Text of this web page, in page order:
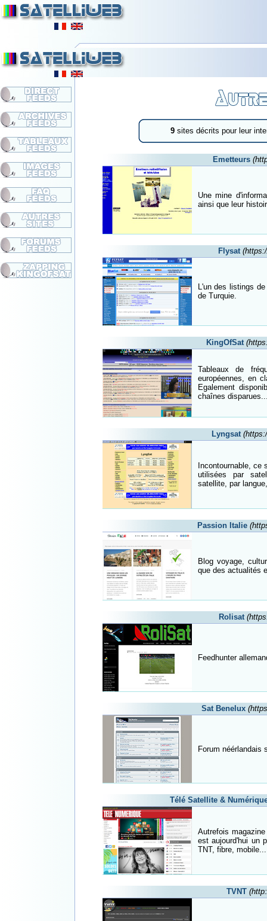
9sites décrits pour leur
Emetteurs
Une mine
ainsi que leur
Flysat
L'un des listings
de Turquie.
KingOfSat
Tableaux de
européennes, en
Egalement
chaînes
Lyngsat
Incontournable, ce
utilisées par
satellite, par
Passion Italie
Blog voyage,
que des actualités
Rolisat
Feedhunter
Sat Benelux
Forum néérlandais
Télé Satellite &
Autrefois
est aujourd'hui un
TNT, fibre, mobile...
TVNT